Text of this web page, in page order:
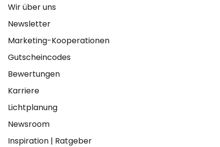
Wir über uns
Newsletter
Marketing-Kooperationen
Gutscheincodes
Bewertungen
Karriere
Lichtplanung
Newsroom
Inspiration | Ratgeber